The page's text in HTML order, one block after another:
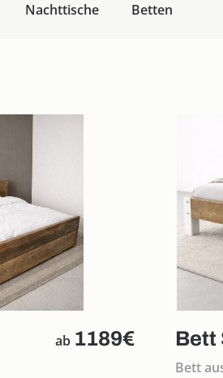
Nachttische Betten
ab 1189€ Bett
Bett